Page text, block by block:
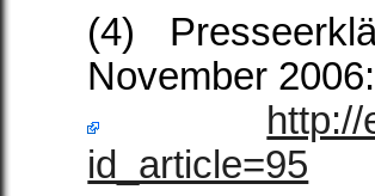
(4)
November 2006:
id_article=95